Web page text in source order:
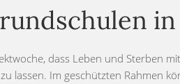
in
dass Leben und Sterben
lassen. Im geschützten Rahmen